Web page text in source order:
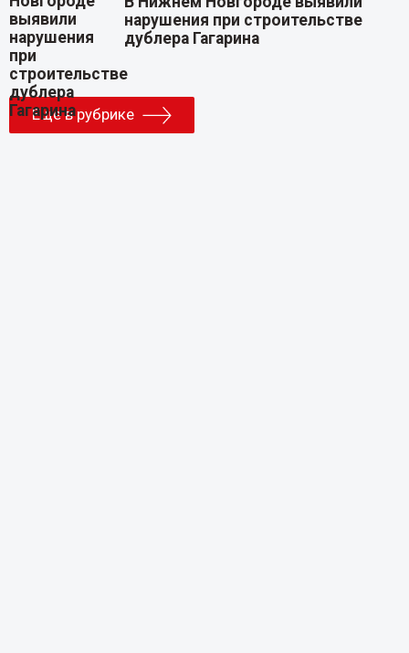
нарушения при строительстве
дублера Гагарина
Еще в рубрике